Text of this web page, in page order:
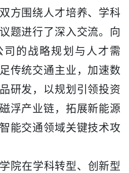
方围绕人才培养、学科
题进行了深入交流。向
的战略规划与人才需
传统交通主业，加速数
研发，以规划引领投资
浮产业链，拓展新能源
能交通领域关键技术攻
院在学科转型、创新型